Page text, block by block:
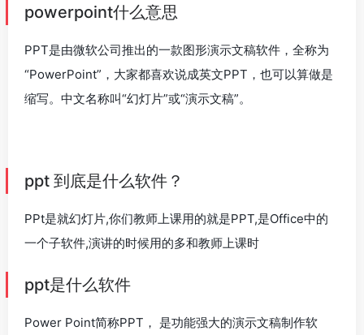
powerpoint什么意思
PPT是由微软公司推出的一款图形演示文稿软件，全称为
“PowerPoint”，大家都喜欢说成英文PPT，也可以算做是
缩写。中文名称叫“幻灯片”或“演示文稿”。
ppt 到底是什么软件？
PPt是就幻灯片,你们教师上课用的就是PPT,是Office中的
一个子软件,演讲的时候用的多和教师上课时
ppt是什么软件
Power Point简称PPT， 是功能强大的演示文稿制作软